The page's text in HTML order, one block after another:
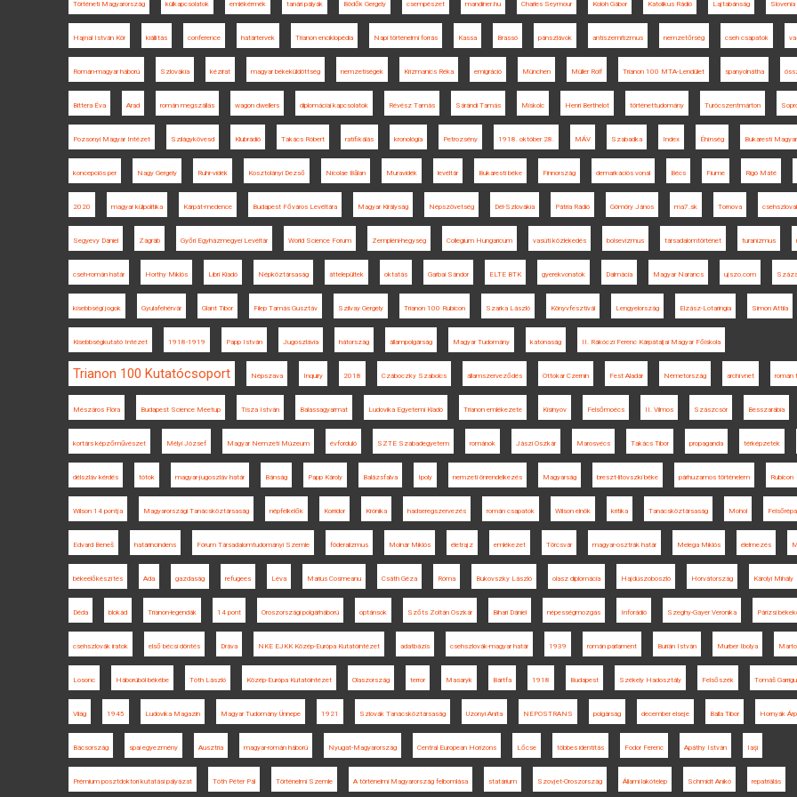
Történeti Magyarország külkapcsolatok emlékérmék tanári pályák Bödők Gergely csempészet mandiner.hu Charles Seymour Koloh Gábor Katolikus Rádió Lajtabánság Slovenia
Hajnal István Kör kiállítás conference határtervek Trianon enciklopédia Napi történelmi forrás Kassa Brassó pánszlávok antiszemitizmus nemzetőrség cseh csapatok
Román-magyar háború Szlovákia kézirat magyar békeküldöttség nemzetiségek Krizmanics Réka emigráció München Müller Rolf Trianon 100 MTA-Lendület spanyolnátha
Bittera Éva Arad román megszállás wagon dwellers diplomáciai kapcsolatok Révész Tamás Sárándi Tamás Miskolc Henri Berthelot történettudomány Turócszentmárton
Pozsonyi Magyar Intézet Szilágykövesd Klubrádió Takács Róbert ratifikálás kronológia Petrozsény 1918. október 28. MÁV Szabadka Index Éhínség Bukaresti
koncepciós per Nagy Gergely Ruhr-vidék Kosztolányi Dezső Nicolae Bălan Muravidék levéltár Bukaresti béke Finnország demarkációs vonal Bécs Fiume Rigó Máté
2020 magyar külpolitika Kárpát-medence Budapest Főváros Levéltára Magyar Királyság Népszövetség Dél-Szlovákia Pátria Rádió Gömöry János ma7.sk Tornova
Segyevy Dániel Zágráb Győri Egyházmegyei Levéltár World Science Forum Zempléni-hegység Collegium Hungaricum vasúti közlekedés bolsevizmus társadalomtörténet turanizmus
cseh-román határ Horthy Miklós Libri Kiadó Népköztársaság áttelepültek oktatás Garbai Sándor ELTE BTK gyerekvonatok Dalmácia Magyar Narancs ujszo.com
kisebbségi jogok Gyulafehérvár Glant Tibor Filep Tamás Gusztáv Szilvay Gergely Trianon 100 Rubicon Szarka László Könyvfesztivál Lengyelország Elzász-Lotaringia Simon Attila
Kisebbségkutató Intézet 1918-1919 Papp István Jugoszlávia hátország állampolgárság Magyar Tudomány katonaság II. Rákóczi Ferenc Kárpátaljai Magyar Főiskola
Trianon 100 Kutatócsoport Népszava Inquiry 2018 Czáboczky Szabolcs államszerveződés Ottokar Czernin Fest Aladár Németország archívnet román
Mészáros Flóra Budapest Science Meetup Tisza István Balassagyarmat Ludovika Egyetemi Kiadó Trianon emlékezete Kisinyov Felsőmoécs II. Vilmos Szászcsór Besszarábia
kortárs képzőművészet Mélyi József Magyar Nemzeti Múzeum évforduló SZTE Szabadegyetem románok Jászi Oszkár Marosvécs Takács Tibor propaganda térképzetek
délszláv kérdés tótok magyar-jugoszláv határ Bánság Papp Károly Balázsfalva Ipoly nemzeti önrendelkezés Magyarság breszt-litovszki béke párhuzamos történelem Rubicon
Wilson 14 pontja Magyarországi Tanácsköztársaság népfelkelők Korridor Krónika hadseregszervezés román csapatok Wilson elnök kritika Tanácsköztársaság Mohol Felsőrépa
Edvard Beneš határincindens Fórum Társadalomtudományi Szemle föderalizmus Molnár Miklós életrajz emlékezet Törcsvár magyar-osztrák határ Melega Miklós élelmezés
békeelőkészítés Ada gazdaság refugees Léva Marius Cosmeanu Csáth Géza Róma Bukovszky László olasz diplomácia Hajdúszoboszló Horvátország Károlyi Mihály
Déda blokád Trianon-legendák 14 pont Oroszországi polgárháború optánsok Szőts Zoltán Oszkár Bihari Dániel népességmozgás Inforádió Szeghy-Gayer Veronika Párizsi
csehszlovák iratok első bécsi döntés Dráva NKE EJKK Közép-Európa Kutatóintézet adatbázis csehszlovák-magyar határ 1939 román parlament Burián István Murber Ibolya
Losonc Háborúból békébe Tóth László Közép-Európa Kutatóintézet Olaszország terror Masaryk Bártfa 1918 Budapest Székely Hadosztály Felsőszék Tomáš
Világ 1945 Ludovika Magazin Magyar Tudomány Ünnepe 1921 Szlovák Tanácsköztársaság Uzonyi Anita NEPOSTRANS polgárság december elseje Balla Tibor Hornyák
Bácsország spai egyezmény Ausztria magyar-román háború Nyugat-Magyarország Central European Horizons Lőcse többes identitás Fodor Ferenc Apáthy István Iaşi
Prémium posztdoktori kutatási pályázat Tóth Péter Pál Történelmi Szemle A történelmi Magyarország felbomlása statárium Szovjet-Oroszország Állami lakótelep Schmidt Anikó repatriálás